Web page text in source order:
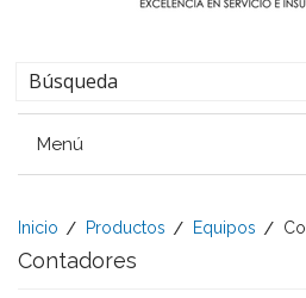
Menú
Inicio Productos Equipos
Contadores